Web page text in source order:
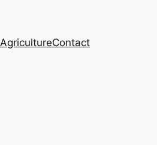
AgricultureContact